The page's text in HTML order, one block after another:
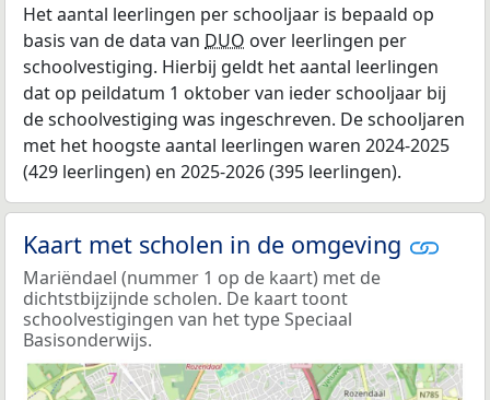
Het aantal leerlingen per schooljaar is bepaald op
basis van de data van DUO over leerlingen per
schoolvestiging. Hierbij geldt het aantal leerlingen
dat op peildatum 1 oktober van ieder schooljaar bij
de schoolvestiging was ingeschreven. De schooljaren
met het hoogste aantal leerlingen waren 2024-2025
(429 leerlingen) en 2025-2026 (395 leerlingen).
Kaart met scholen in de omgeving
Mariëndael (nummer 1 op de kaart) met de
dichtstbijzijnde scholen. De kaart toont
schoolvestigingen van het type Speciaal
Basisonderwijs.